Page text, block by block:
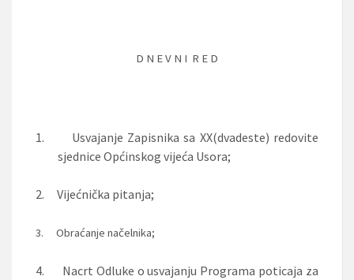
D N E V N I R E D
1.
Usvajanje Zapisnika sa XX(dvadeste) redovite
sjednice Općinskog vijeća Usora;
2. Vijećnička pitanja;
3. Obraćanje načelnika;
4.
Nacrt Odluke o usvajanju Programa poticaja za